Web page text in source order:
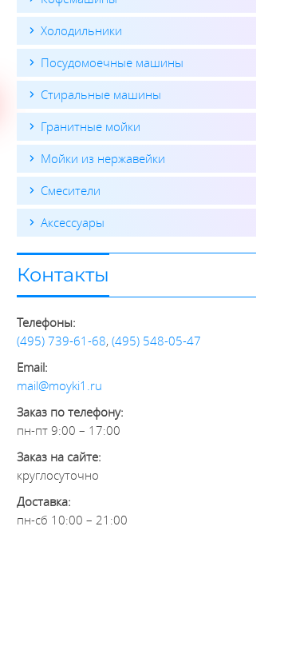
Холодильники
Посудомоечные машины
Стиральные машины
Гранитные мойки
Мойки из нержавейки
Смесители
Аксессуары
Контакты
Телефоны:
(495) 739-61-68, (495) 548-05-47
Email:
mail@moyki1.ru
Заказ по телефону:
пн-пт 9:00 – 17:00
Заказ на сайте:
круглосуточно
Доставка:
пн-сб 10:00 – 21:00